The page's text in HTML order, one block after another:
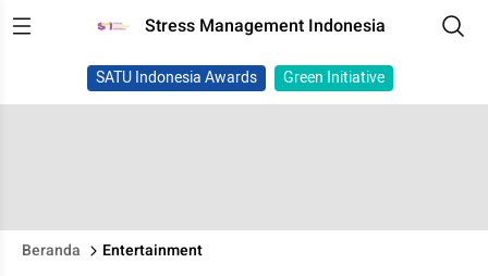
Stress Management Indonesia
SATU Indonesia Awards Green Initiative
Beranda Entertainment